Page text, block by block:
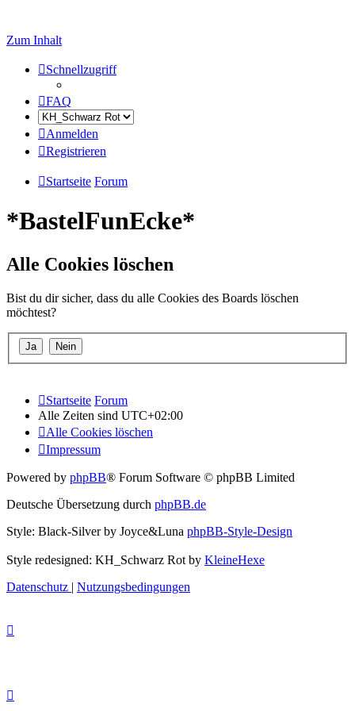
Zum Inhalt
Schnellzugriff
FAQ
Anmelden
Registrieren
Startseite Forum
*BastelFunEcke*
Alle Cookies löschen
Bist du dir sicher, dass du alle Cookies des Boards löschen
möchtest?
Startseite Forum
Alle Zeiten sind UTC+02:00
Alle Cookies löschen
Impressum
Powered by phpBB® Forum Software © phpBB Limited
Deutsche Übersetzung durch phpBB.de
Style: Black-Silver by Joyce&Luna phpBB-Style-Design
Style redesigned: KH_Schwarz Rot by KleineHexe
Datenschutz | Nutzungsbedingungen